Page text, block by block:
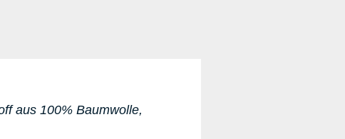
aus 100% Baumwolle,